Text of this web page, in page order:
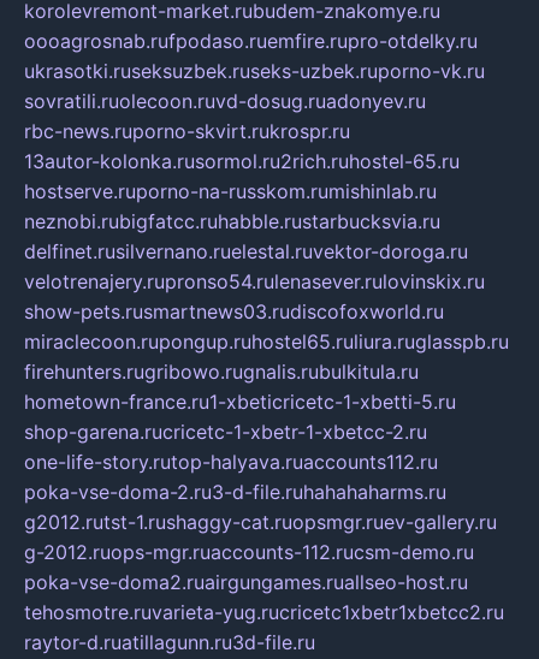
korolevremont-market.rubudem-znakomye.ru
oooagrosnab.rufpodaso.ruemfire.rupro-otdelky.ru
ukrasotki.ruseksuzbek.ruseks-uzbek.ruporno-vk.ru
sovratili.ruolecoon.ruvd-dosug.ruadonyev.ru
rbc-news.ruporno-skvirt.rukrospr.ru
13autor-kolonka.rusormol.ru2rich.ruhostel-65.ru
hostserve.ruporno-na-russkom.rumishinlab.ru
neznobi.rubigfatcc.ruhabble.rustarbucksvia.ru
delfinet.rusilvernano.ruelestal.ruvektor-doroga.ru
velotrenajery.rupronso54.rulenasever.rulovinskix.ru
show-pets.rusmartnews03.rudiscofoxworld.ru
miraclecoon.rupongup.ruhostel65.ruliura.ruglasspb.ru
firehunters.rugribowo.rugnalis.rubulkitula.ru
hometown-france.ru1-xbeticricetc-1-xbetti-5.ru
shop-garena.rucricetc-1-xbetr-1-xbetcc-2.ru
one-life-story.rutop-halyava.ruaccounts112.ru
poka-vse-doma-2.ru3-d-file.ruhahahaharms.ru
g2012.rutst-1.rushaggy-cat.ruopsmgr.ruev-gallery.ru
g-2012.ruops-mgr.ruaccounts-112.rucsm-demo.ru
poka-vse-doma2.ruairgungames.ruallseo-host.ru
tehosmotre.ruvarieta-yug.rucricetc1xbetr1xbetcc2.ru
raytor-d.ruatillagunn.ru3d-file.ru